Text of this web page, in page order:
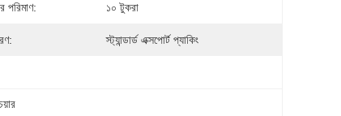
পরিমাণ: ১০ টুকরা
স্ট্যান্ডার্ড এক্সপোর্ট প্যাকিং